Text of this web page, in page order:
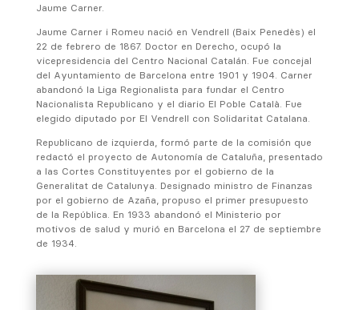
Jaume Carner.
Jaume Carner i Romeu nació en Vendrell (Baix Penedès) el
22 de febrero de 1867. Doctor en Derecho, ocupó la
vicepresidencia del Centro Nacional Catalán. Fue concejal
del Ayuntamiento de Barcelona entre 1901 y 1904. Carner
abandonó la Liga Regionalista para fundar el Centro
Nacionalista Republicano y el diario El Poble Català. Fue
elegido diputado por El Vendrell con Solidaritat Catalana.
Republicano de izquierda, formó parte de la comisión que
redactó el proyecto de Autonomía de Cataluña, presentado
a las Cortes Constituyentes por el gobierno de la
Generalitat de Catalunya. Designado ministro de Finanzas
por el gobierno de Azaña, propuso el primer presupuesto
de la República. En 1933 abandonó el Ministerio por
motivos de salud y murió en Barcelona el 27 de septiembre
de 1934.